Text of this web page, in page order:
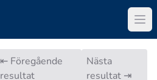
⇤ Föregående
resultat
Nästa
resultat ⇥